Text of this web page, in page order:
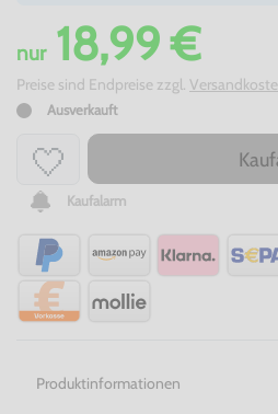
nur18,99 €
Preise sind Endpreise zzgl.
Ausverkauft
Kaufalarm
Produktinformationen